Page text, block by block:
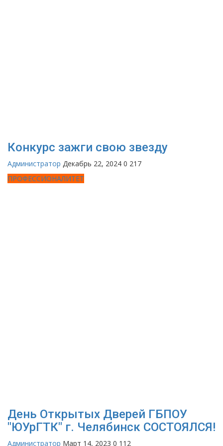
Конкурс зажги свою звезду
Администратор Декабрь 22, 2024 0 217
ПРОФЕССИОНАЛИТЕТ
День Открытых Дверей ГБПОУ
"ЮУрГТК" г. Челябинск СОСТОЯЛСЯ!
Администратор Март 14, 2023 0 112